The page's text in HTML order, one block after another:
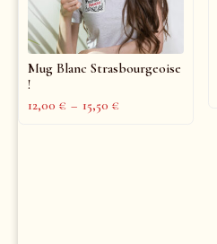
Mug Blanc Strasbourgeoise
!
12,00 € – 15,50 €